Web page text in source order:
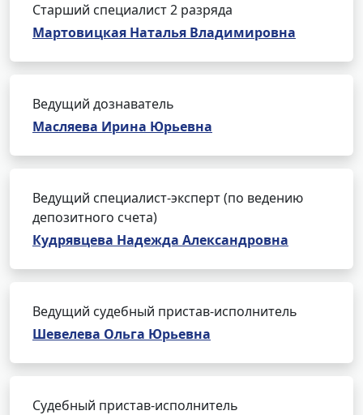
Старший специалист 2 разряда
Мартовицкая Наталья Владимировна
Ведущий дознаватель
Масляева Ирина Юрьевна
Ведущий специалист-эксперт (по ведению
депозитного счета)
Кудрявцева Надежда Александровна
Ведущий судебный пристав-исполнитель
Шевелева Ольга Юрьевна
Судебный пристав-исполнитель